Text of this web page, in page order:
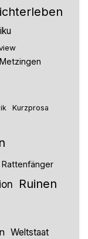
Kurzprosa
Rattenfänger
Ruinen
Weltstaat